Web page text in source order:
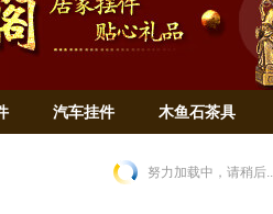
汽车挂件 木鱼石茶具
努力加载中，请稍后